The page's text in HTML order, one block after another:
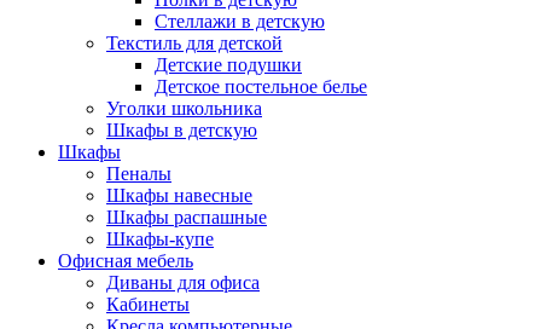
Стеллажи в детскую
Текстиль для детской
Детские подушки
Детское постельное белье
Уголки школьника
Шкафы в детскую
Шкафы
Пеналы
Шкафы навесные
Шкафы распашные
Шкафы-купе
Офисная мебель
Диваны для офиса
Кабинеты